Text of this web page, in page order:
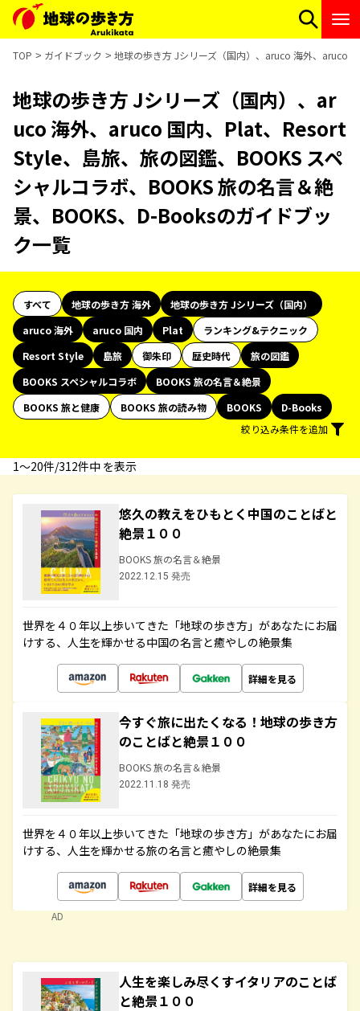
TOP ガイドブック 地球の歩き方 Jシリーズ（国内）、aruco 海外、aruco
地球の歩き方 Jシリーズ（国内）、ar
uco 海外、aruco 国内、Plat、Resort
Style、島旅、旅の図鑑、BOOKS スペ
シャルコラボ、BOOKS 旅の名言＆絶
景、BOOKS、D-Booksのガイドブッ
ク一覧
すべて 地球の歩き方 海外
地球の歩き方 Jシリーズ（国内）
aruco 海外
aruco 国内 Plat
ランキング&テクニック
Resort Style
島旅 御朱印 歴史時代
旅の図鑑
BOOKS スペシャルコラボ
BOOKS 旅の名言＆絶景
BOOKS 旅と健康
BOOKS 旅の読み物 BOOKS
D-Books
絞り込み条件を追加
1〜20件/312件中 を表示
悠久の教えをひもとく中国のことばと
絶景１００
BOOKS 旅の名言＆絶景
2022.12.15 発売
世界を４０年以上歩いてきた「地球の歩き方」があなたにお届
けする、人生を輝かせる中国の名言と癒やしの絶景集
詳細を見る
今すぐ旅に出たくなる！地球の歩き方
のことばと絶景１００
BOOKS 旅の名言＆絶景
2022.11.18 発売
世界を４０年以上歩いてきた「地球の歩き方」があなたにお届
けする、人生を輝かせる旅の名言と癒やしの絶景集
詳細を見る
AD
人生を楽しみ尽くすイタリアのことば
と絶景１００